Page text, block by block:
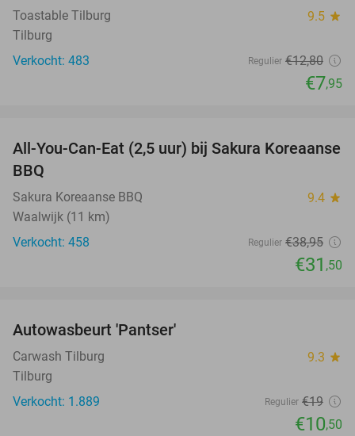
Toastable Tilburg 9.5 star
Tilburg
Verkocht: 483
Regulier €12,80
€7,95
19%
All-You-Can-Eat (2,5 uur) bij Sakura Koreaanse
BBQ
Sakura Koreaanse BBQ 9.4 star
Waalwijk (11 km)
Verkocht: 458
Regulier €38,95
€31 ,50
Autowasbeurt 'Pantser'
Carwash Tilburg 9.3 star
Tilburg
Verkocht: 1.889
Regulier €19
€10,50